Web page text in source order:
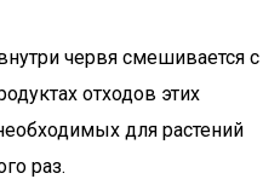
червя смешивается с
отходов этих
для растений
раз.